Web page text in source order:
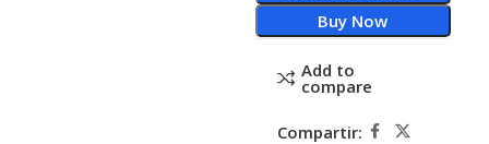
Buy Now
Add to
compare
Compartir: